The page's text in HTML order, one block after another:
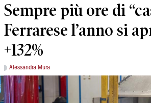
Sempre più ore di
Ferrarese l’anno si
+132%
Alessandra Mura